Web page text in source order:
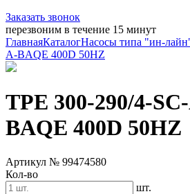
Заказать звонок
перезвоним в течение 15 минут
ГлавнаяКаталогНасосы типа "ин-
A-BAQE 400D 50HZ
TPE 300-290/4-
BAQE 400D 50HZ
Артикул № 99474580
Кол-во
шт.